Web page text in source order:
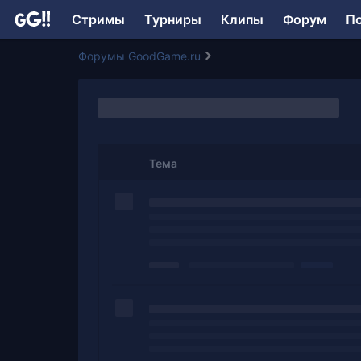
Стримы Турниры Клипы Форум
Форумы GoodGame.ru
Тема